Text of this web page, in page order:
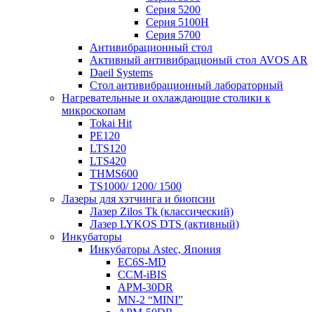
Серия 5200
Серия 5100H
Серия 5700
Антивибрационный стол
Активный антивибрационый стол AVOS AR
Daeil Systems
Стол антивибрационный лабораторный
Нагревательные и охлаждающие столики к
микроскопам
Tokai Hit
PE120
LTS120
LTS420
THMS600
TS1000/ 1200/ 1500
Лазеры для хэтчинга и биопсии
Лазер Zilos Tk (классический)
Лазер LYKOS DTS (активный)
Инкубаторы
Инкубаторы Astec, Япония
EC6S-MD
CCM-iBIS
APM-30DR
MN-2 “MINI”